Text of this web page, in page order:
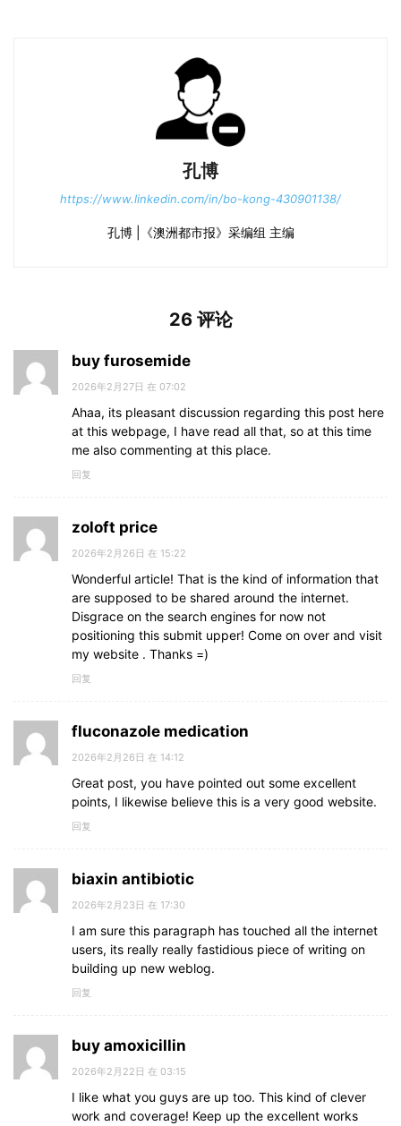
孔博
https://www.linkedin.com/in/bo-kong-430901138/
孔博 |《澳洲都市报》采编组 主编
26 评论
buy furosemide
2026年2月27日 在 07:02
Ahaa, its pleasant discussion regarding this post here
at this webpage, I have read all that, so at this time
me also commenting at this place.
回复
zoloft price
2026年2月26日 在 15:22
Wonderful article! That is the kind of information that
are supposed to be shared around the internet.
Disgrace on the search engines for now not
positioning this submit upper! Come on over and visit
my website . Thanks =)
回复
fluconazole medication
2026年2月26日 在 14:12
Great post, you have pointed out some excellent
points, I likewise believe this is a very good website.
回复
biaxin antibiotic
2026年2月23日 在 17:30
I am sure this paragraph has touched all the internet
users, its really really fastidious piece of writing on
building up new weblog.
回复
buy amoxicillin
2026年2月22日 在 03:15
I like what you guys are up too. This kind of clever
work and coverage! Keep up the excellent works